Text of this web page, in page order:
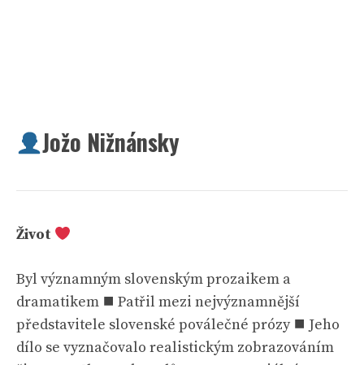
Jožo Nižnánsky
Život
Byl významným slovenským prozaikem a
dramatikem ⯀ Patřil mezi nejvýznamnější
představitele slovenské poválečné prózy ⯀ Jeho
dílo se vyznačovalo realistickým zobrazováním